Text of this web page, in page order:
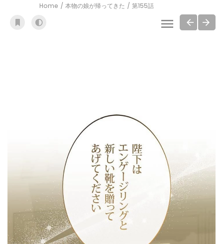
Home 本物の娘が帰ってきた 第155話